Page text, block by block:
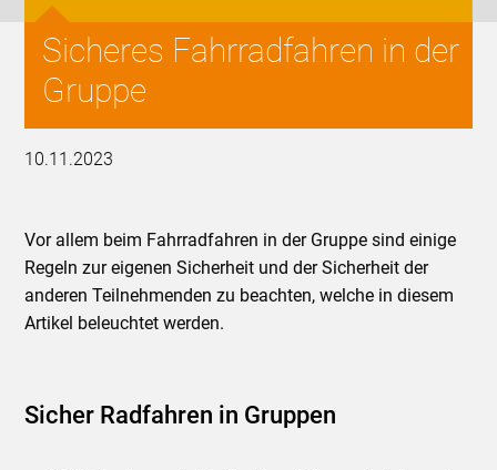
Sicheres Fahrradfahren in der
Gruppe
10.11.2023
Vor allem beim Fahrradfahren in der Gruppe sind einige
Regeln zur eigenen Sicherheit und der Sicherheit der
anderen Teilnehmenden zu beachten, welche in diesem
Artikel beleuchtet werden.
Sicher Radfahren in Gruppen